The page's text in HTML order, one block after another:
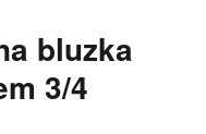
bluzka
3/4